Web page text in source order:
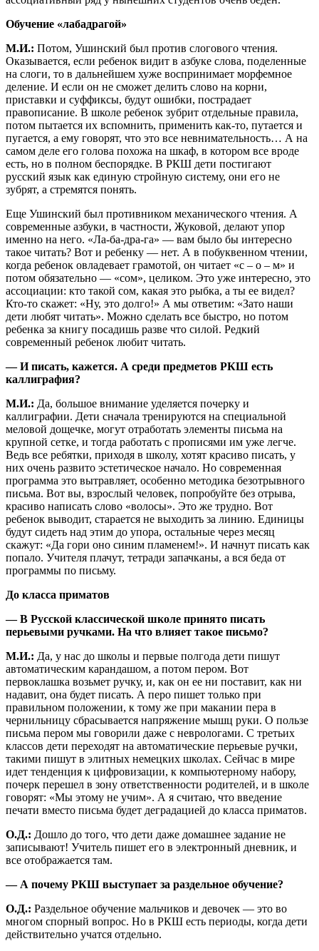
Обучение «лабадрагой»
М.И.: Потом, Ушинский был против слогового чтения.
Оказывается, если ребенок видит в азбуке слова, поделенные
на слоги, то в дальнейшем хуже воспринимает морфемное
деление. И если он не сможет делить слово на корни,
приставки и суффиксы, будут ошибки, пострадает
правописание. В школе ребенок зубрит отдельные правила,
потом пытается их вспомнить, применить как-то, путается и
пугается, а ему говорят, что это все невнимательность… А на
самом деле его голова похожа на шкаф, в котором все вроде
есть, но в полном беспорядке. В РКШ дети постигают
русский язык как единую стройную систему, они его не
зубрят, а стремятся понять.
Еще Ушинский был противником механического чтения. А
современные азбуки, в частности, Жуковой, делают упор
именно на него. «Ла-ба-дра-га» — вам было бы интересно
такое читать? Вот и ребенку — нет. А в побуквенном чтении,
когда ребенок овладевает грамотой, он читает «с – о – м» и
потом обязательно — «сом», целиком. Это уже интересно, это
ассоциации: кто такой сом, какая это рыбка, а ты ее видел?
Кто-то скажет: «Ну, это долго!» А мы ответим: «Зато наши
дети любят читать». Можно сделать все быстро, но потом
ребенка за книгу посадишь разве что силой. Редкий
современный ребенок любит читать.
— И писать, кажется. А среди предметов РКШ есть
каллиграфия?
М.И.: Да, большое внимание уделяется почерку и
каллиграфии. Дети сначала тренируются на специальной
меловой дощечке, могут отработать элементы письма на
крупной сетке, и тогда работать с прописями им уже легче.
Ведь все ребятки, приходя в школу, хотят красиво писать, у
них очень развито эстетическое начало. Но современная
программа это вытравляет, особенно методика безотрывного
письма. Вот вы, взрослый человек, попробуйте без отрыва,
красиво написать слово «волосы». Это же трудно. Вот
ребенок выводит, старается не выходить за линию. Единицы
будут сидеть над этим до упора, остальные через месяц
скажут: «Да гори оно синим пламенем!». И начнут писать как
попало. Учителя плачут, тетради запачканы, а вся беда от
программы по письму.
До класса приматов
— В Русской классической школе принято писать
перьевыми ручками. На что влияет такое письмо?
М.И.: Да, у нас до школы и первые полгода дети пишут
автоматическим карандашом, а потом пером. Вот
первоклашка возьмет ручку, и, как он ее ни поставит, как ни
надавит, она будет писать. А перо пишет только при
правильном положении, к тому же при макании пера в
чернильницу сбрасывается напряжение мышц руки. О пользе
письма пером мы говорили даже с неврологами. С третьих
классов дети переходят на автоматические перьевые ручки,
такими пишут в элитных немецких школах. Сейчас в мире
идет тенденция к цифровизации, к компьютерному набору,
почерк перешел в зону ответственности родителей, и в школе
говорят: «Мы этому не учим». А я считаю, что введение
печати вместо письма будет деградацией до класса приматов.
О.Д.: Дошло до того, что дети даже домашнее задание не
записывают! Учитель пишет его в электронный дневник, и
все отображается там.
— А почему РКШ выступает за раздельное обучение?
О.Д.: Раздельное обучение мальчиков и девочек — это во
многом спорный вопрос. Но в РКШ есть периоды, когда дети
действительно учатся отдельно.